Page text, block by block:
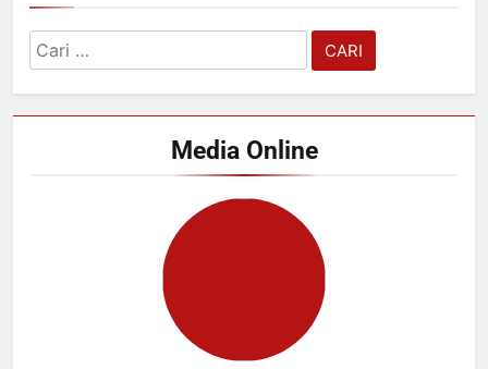
Cari
untuk:
Media Online